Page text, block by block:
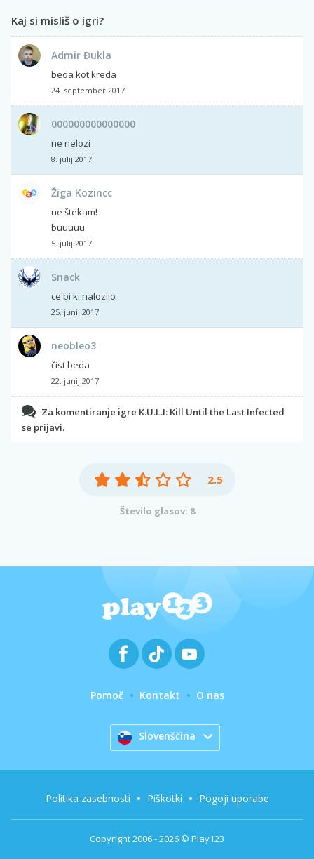
Kaj si misliš o igri?
Admir Đukla
beda kot kreda
24. september 2017
000000000000000
ne nelozi
8. julij 2017
Žiga Kozincc
ne štekam!
buuuuu
5. julij 2017
Snack
ce bi ki nalozilo
25. junij 2017
neobleo3
čist beda
22. junij 2017
Za komentiranje igre K.U.L.I: Kill Until the Last Infected
se prijavi.
2.5
Število glasov: 8
Pomoč Kontakt O nas
Slovenščina
Copyright 2006 - 2026 © Play123
Politika zasebnosti Piškotki Pogoji uporabe